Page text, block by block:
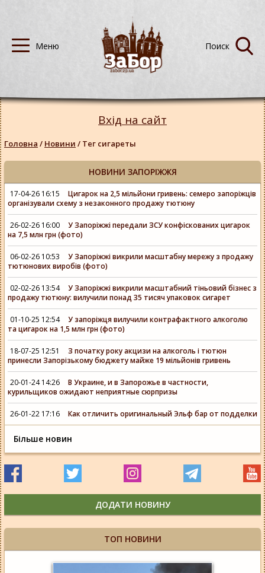
Вхід на сайт
Головна / Новини / Тег сигареты
НОВИНИ ЗАПОРІЖЖЯ
17-04-26 16:15
Цигарок на 2,5 мільйони гривень: семеро запоріжців
організували схему з незаконного продажу тютюну
26-02-26 16:00
У Запоріжжі передали ЗСУ конфіскованих цигарок
на 7,5 млн грн (фото)
06-02-26 10:53
У Запоріжжі викрили масштабну мережу з продажу
тютюнових виробів (фото)
02-02-26 13:54
У Запоріжжі викрили масштабний тіньовий бізнес з
продажу тютюну: вилучили понад 35 тисяч упаковок сигарет
01-10-25 12:54
У запоріжця вилучили контрафактного алкоголю
та цигарок на 1,5 млн грн (фото)
18-07-25 12:51
З початку року акцизи на алкоголь і тютюн
принесли Запорізькому бюджету майже 19 мільйонів гривень
20-01-24 14:26
В Украине, и в Запорожье в частности,
курильщиков ожидают неприятные сюрпризы
26-01-22 17:16 Как отличить оригинальный Эльф бар от подделки
Більше новин
ДОДАТИ НОВИНУ
ТОП НОВИНИ